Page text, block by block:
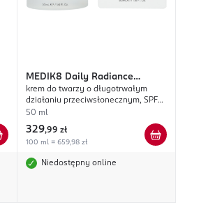
MEDIK8 Daily Radiance
Vitamin C
krem do twarzy o długotrwałym
działaniu przeciwsłonecznym, SPF
30;
50 ml
329,99 zł
100 ml = 659,98 zł
Niedostępny online